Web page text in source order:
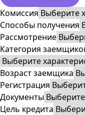
Комиссия
Способы получения
Рассмотрение
Категория
Возраст заемщика
Регистрация
Документы
Цель кредита